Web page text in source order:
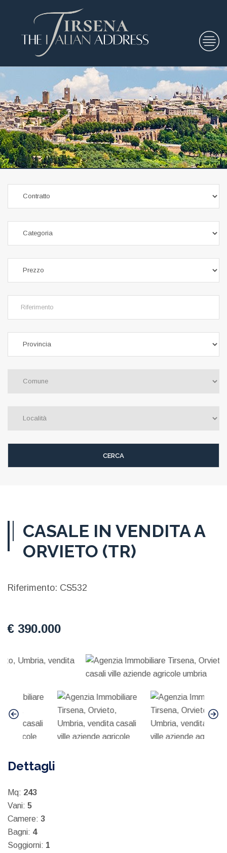
CASALE IN VENDITA A
ORVIETO (TR)
Riferimento: CS532
€ 390.000
Dettagli
Mq: 243
Vani: 5
Camere: 3
Bagni: 4
Soggiorni: 1